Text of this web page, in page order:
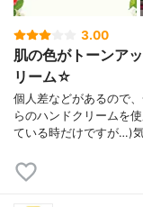
3.00
肌の色がトーンア
リーム☆
個人差などがあるので
らのハンドクリームを
ている時だけですが…)